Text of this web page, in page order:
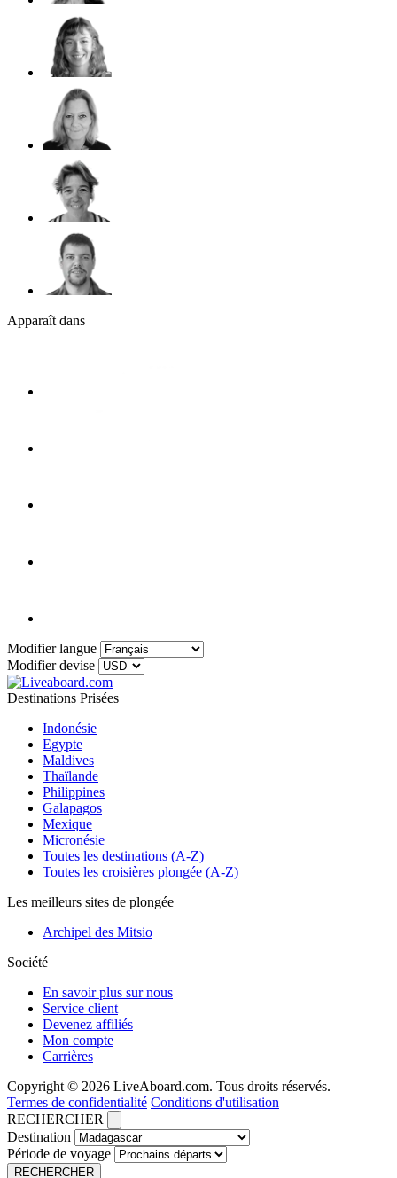
Apparaît dans
Modifier langue
Modifier devise
Destinations Prisées
Indonésie
Egypte
Maldives
Thaïlande
Philippines
Galapagos
Mexique
Micronésie
Toutes les destinations (A-Z)
Toutes les croisières plongée (A-Z)
Les meilleurs sites de plongée
Archipel des Mitsio
Société
En savoir plus sur nous
Service client
Devenez affiliés
Mon compte
Carrières
Copyright © 2026 LiveAboard.com. Tous droits réservés.
Termes de confidentialité Conditions d'utilisation
RECHERCHER
Destination
Période de voyage
RECHERCHER